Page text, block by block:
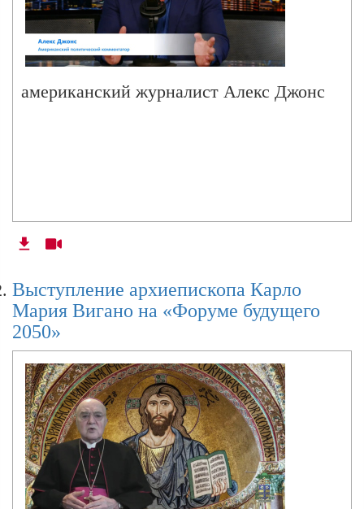
американский журналист Алекс Джонс
Выступление архиепископа Карло
Мария Вигано на «Форуме будущего
2050»